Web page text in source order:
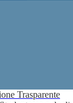
Trasparente